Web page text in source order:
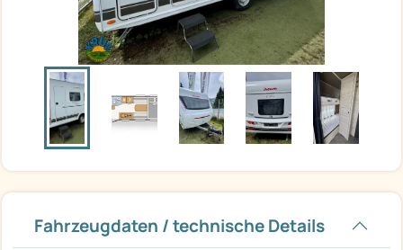
Fahrzeugdaten / technische Details